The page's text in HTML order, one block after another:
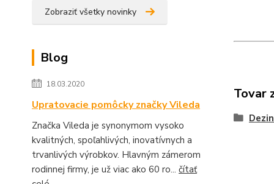
Zobraziť všetky novinky
Blog
18.03.2020
Upratovacie pomôcky značky Vileda
Značka Vileda je synonymom vysoko
kvalitných, spoľahlivých, inovatívnych a
trvanlivých výrobkov. Hlavným zámerom
rodinnej firmy, je už viac ako 60 ro... čítať
Tovar